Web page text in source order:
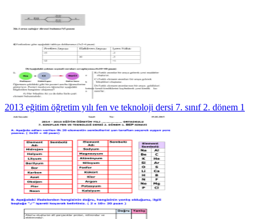
2013 eğitim öğretim yılı fen ve teknoloji dersi 7. sınıf 2. dönem 1